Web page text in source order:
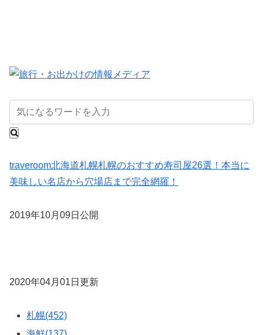
traveroom北海道札幌札幌のおすすめ寿司屋26選！本当に
美味しい名店から穴場店まで完全網羅！
2019年10月09日公開
2020年04月01日更新
札幌(452)